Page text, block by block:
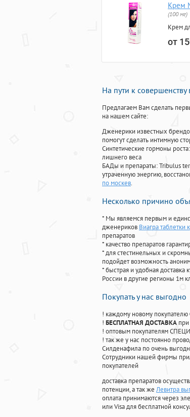
Крем
(100 мг)
Крем
от
На пути к совершенству
Предлагаем Вам сделать
на нашем сайте:
Дженерики известных
помогут сделать интимную
Синтетические гормоны роста
лишнего веса
БАДы и препараты:Tribulus
утраченную энергию,
по москев.
Несколько причино
* Мы являемся первым и
дженериков Виагра таблетки
препаратов
* качество препаратов
* для стестинельных и
подойдет возможность
* быстрая и удобная доставка
России в другие регионы 1м
Покупать у нас выгодно
! каждому новому покупателю
! БЕСПЛАТНАЯ ДОСТАВКА
! оптовым покупателям
! так же у нас постоянно
Силденафила по очень
Cотрудники нашей фирмы
покупателей
доставка препаратов
потенции, а так же Левитра
оплата принимаются через
или Visa для бесплатной